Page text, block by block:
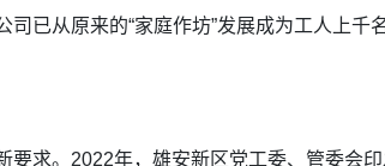
已从原来的“家庭作坊”发展成为工人上
求。2022年，雄安新区党工委、管委会